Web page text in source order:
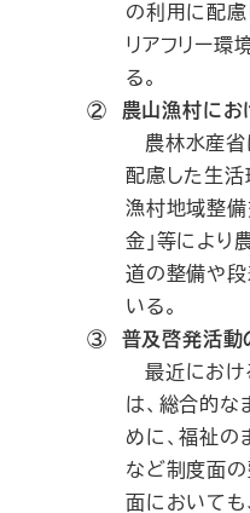
の利用に配慮
リアフリー環
る。
② 農山漁村にお
農林水産省
配慮した生活
漁村地域整備
金」等により
道の整備や
いる。
③ 普及啓発活動
最近におけ
は、総合的な
めに、福祉の
など制度面の
面においても